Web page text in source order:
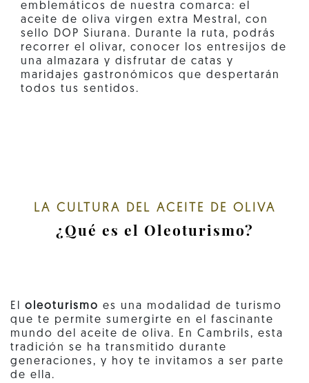
emblemáticos de nuestra comarca: el
aceite de oliva virgen extra Mestral, con
sello DOP Siurana. Durante la ruta, podrás
recorrer el olivar, conocer los entresijos de
una almazara y disfrutar de catas y
maridajes gastronómicos que despertarán
todos tus sentidos.
LA CULTURA DEL ACEITE DE OLIVA
¿Qué es el Oleoturismo?
El oleoturismo es una modalidad de turismo
que te permite sumergirte en el fascinante
mundo del aceite de oliva. En Cambrils, esta
tradición se ha transmitido durante
generaciones, y hoy te invitamos a ser parte
de ella.